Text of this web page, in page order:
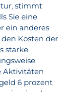
stimmt
Sie eine
ein anderes
Kosten der
starke
Aktivitäten
6 prozent